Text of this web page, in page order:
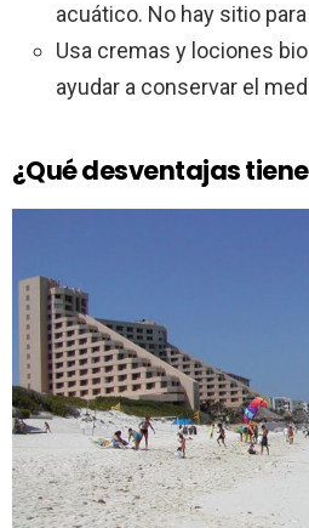
acuático. No hay sitio
Usa cremas y lociones
ayudar a conservar el
¿Qué desventajas